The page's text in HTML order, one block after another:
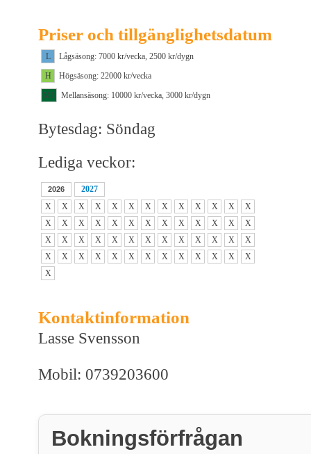
Priser och tillgänglighetsdatum
L
Lågsäsong: 7000 kr/vecka, 2500 kr/dygn
H
Högsäsong: 22000 kr/vecka
M1
Mellansäsong: 10000 kr/vecka, 3000 kr/dygn
Bytesdag: Söndag
Lediga veckor:
2026
2027
X
X X X X X X X X X X X
X
X
X X X X X X X X X X X
X
X
X X X X X X X X X X X
X
X
X X X X X X X X X X X
X
X
Kontaktinformation
Lasse Svensson
Mobil: 0739203600
Bokningsförfrågan